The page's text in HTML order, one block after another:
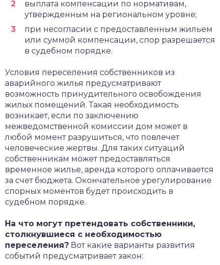
выплата компенсации по нормативам,
утвержденным на региональном уровне;
при несогласии с предоставленным жильем
или суммой компенсации, спор разрешается
в судебном порядке.
Условия переселения собственников из
аварийного жилья предусматривают
возможность принудительного освобождения
жилых помещений. Такая необходимость
возникает, если по заключению
межведомственной комиссии дом может в
любой момент разрушиться, что повлечет
человеческие жертвы. Для таких ситуаций
собственникам может предоставляться
временное жилье, аренда которого оплачивается
за счет бюджета. Окончательное урегулирование
спорных моментов будет происходить в
судебном порядке.
На что могут претендовать собственники,
столкнувшиеся с необходимостью
переселения? Вот какие варианты развития
событий предусматривает закон: